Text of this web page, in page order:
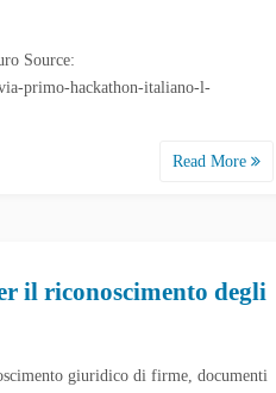
Source:
primo-hackathon-italiano-l-
Read More
il riconoscimento degli
giuridico di firme, documenti